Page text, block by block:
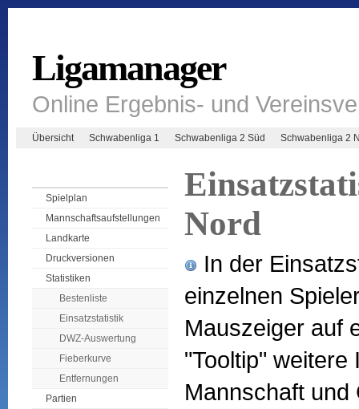
Ligamanager
Online Ergebnis- und
Übersicht Schwabenliga 1 Schwabenliga 2 Süd Schwabenliga 2
Spielplan
Mannschaftsaufstellungen
Landkarte
Druckversionen
Statistiken
Bestenliste
Einsatzstatistik
DWZ-Auswertung
Fieberkurve
Entfernungen
Partien
Nord
In der
einzelnen
Mauszeiger auf
"Tooltip"
Mannschaft